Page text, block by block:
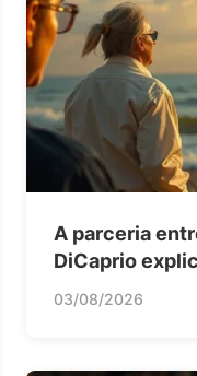
A parceria
DiCaprio
03/08/2026